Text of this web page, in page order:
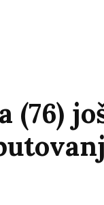
(76)